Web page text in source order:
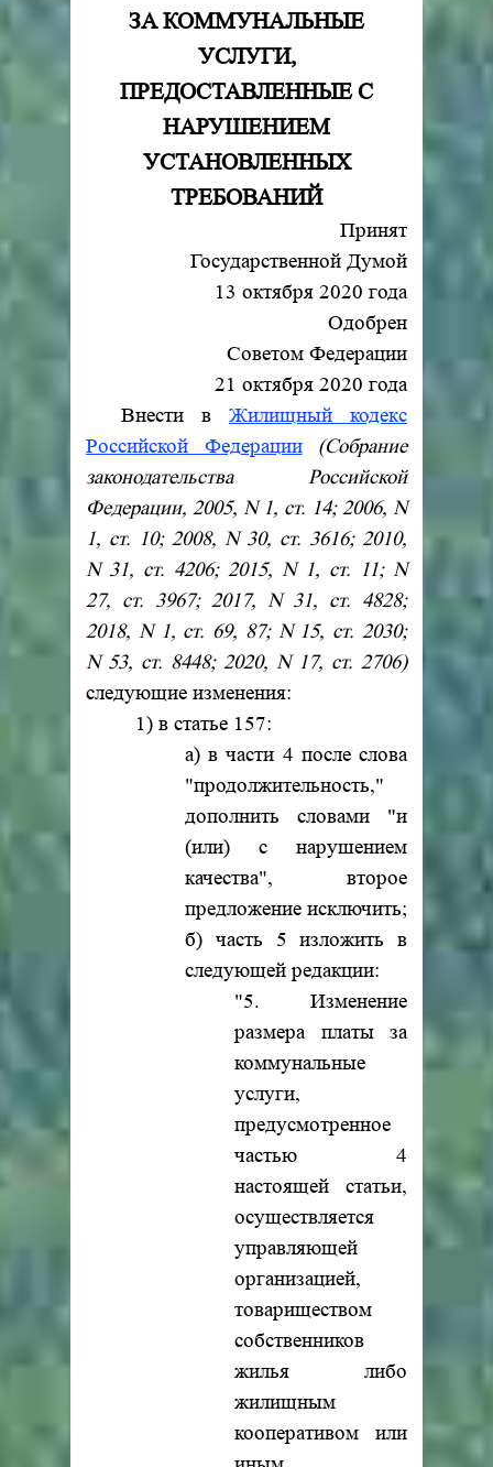
ЗА КОММУНАЛЬНЫЕ
УСЛУГИ,
ПРЕДОСТАВЛЕННЫЕ С
НАРУШЕНИЕМ
УСТАНОВЛЕННЫХ
ТРЕБОВАНИЙ
Принят
Государственной Думой
13 октября 2020 года
Одобрен
Советом Федерации
21 октября 2020 года
Внести в Жилищный кодекс
Российской Федерации
(Собрание
законодательства Российской
Федерации, 2005, N 1, ст. 14; 2006, N
1, ст. 10; 2008, N 30, ст. 3616; 2010,
N 31, ст. 4206; 2015, N 1, ст. 11; N
27, ст. 3967; 2017, N 31, ст. 4828;
2018, N 1, ст. 69, 87; N 15, ст. 2030;
N 53, ст. 8448; 2020, N 17, ст. 2706)
следующие изменения:
1) в статье 157:
а) в части 4 после слова
"продолжительность,"
дополнить словами "и
(или) с нарушением
качества", второе
предложение исключить;
б) часть 5 изложить в
следующей редакции:
"5. Изменение
размера платы за
коммунальные
услуги,
предусмотренное
частью 4
настоящей статьи,
осуществляется
управляющей
организацией,
товариществом
собственников
жилья либо
жилищным
кооперативом или